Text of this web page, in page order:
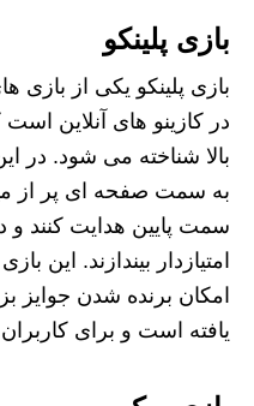
بازی پلینکو
بازی پلینکو یکی از بازی‌
در کازینو های آنلاین
بالا شناخته می‌ شود. در
به سمت صفحه‌ ای پر از
سمت پایین هدایت کنند و
امتیازدار بیندازند. این
امکان برنده شدن جوایز
یافته است و برای